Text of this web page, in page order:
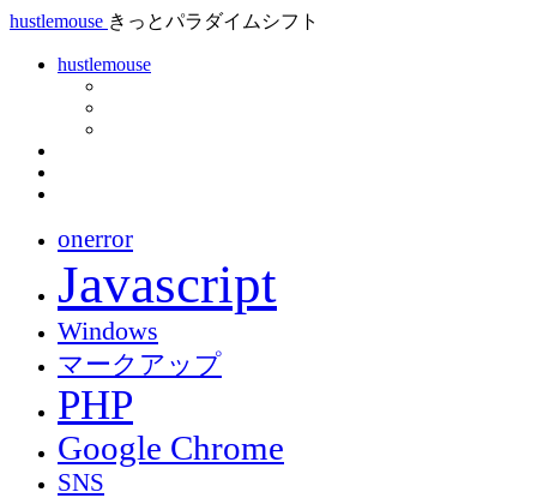
hustlemouse きっとパラダイムシフト
hustlemouse
onerror
Javascript
Windows
マークアップ
PHP
Google Chrome
SNS